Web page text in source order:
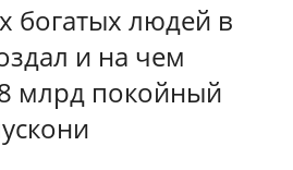
богатых людей в
и на чем
млрд покойный